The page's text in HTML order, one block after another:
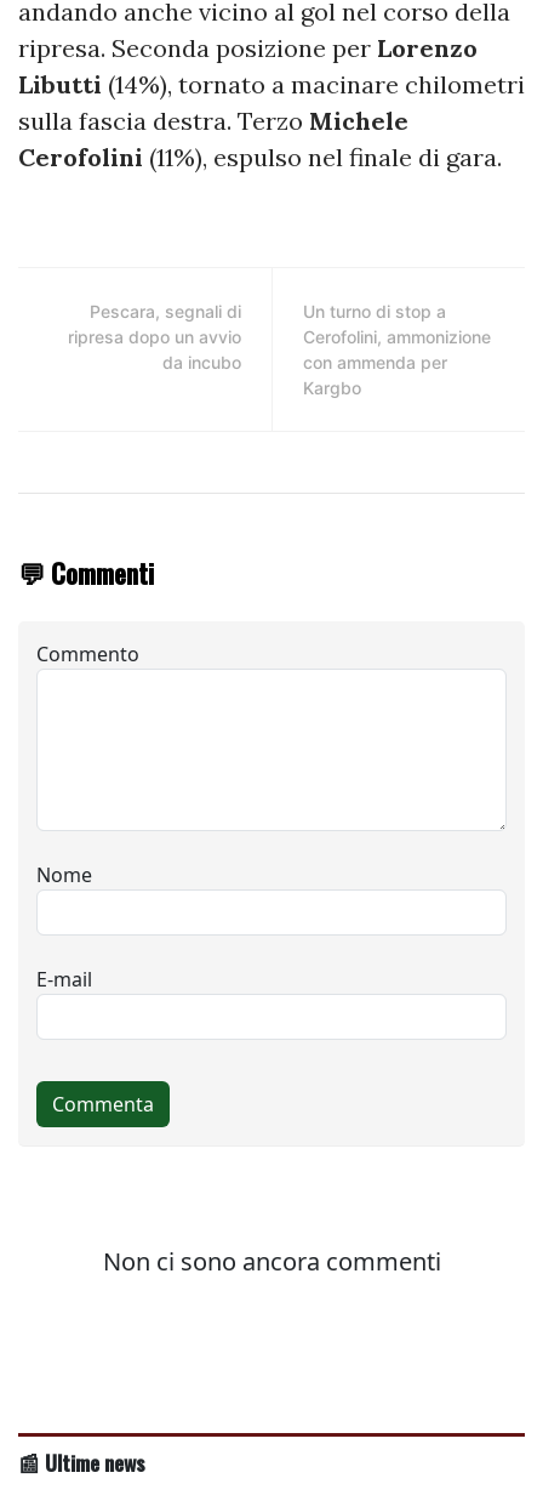
andando anche vicino al gol nel corso della
ripresa. Seconda posizione per Lorenzo
Libutti (14%), tornato a macinare chilometri
sulla fascia destra. Terzo Michele
Cerofolini (11%), espulso nel finale di gara.
Pescara, segnali di
ripresa dopo un avvio
da incubo
Un turno di stop a
Cerofolini, ammonizione
con ammenda per
Kargbo
💬 Commenti
📰 Ultime news